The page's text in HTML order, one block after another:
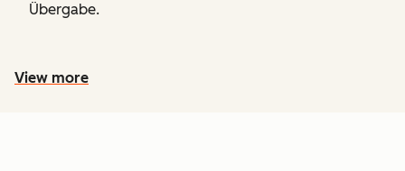
Übergabe.
View more